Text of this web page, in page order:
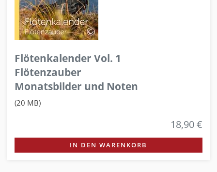
Flötenkalender Vol. 1
Flötenzauber
Monatsbilder und Noten
(20 MB)
18,90 €
IN DEN WARENKORB